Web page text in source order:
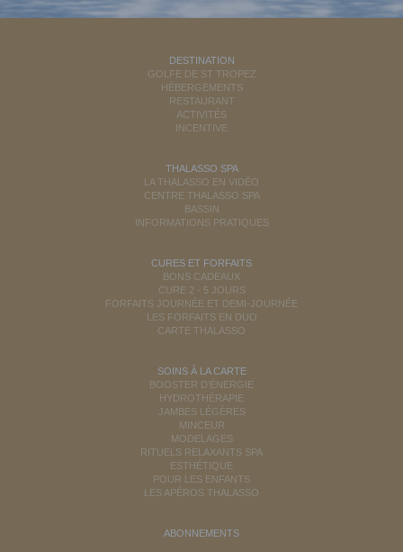
DESTINATION
GOLFE DE ST TROPEZ
HÉBERGEMENTS
RESTAURANT
ACTIVITÉS
INCENTIVE
THALASSO SPA
LA THALASSO EN VIDÉO
CENTRE THALASSO SPA
BASSIN
INFORMATIONS PRATIQUES
CURES ET FORFAITS
BONS CADEAUX
CURE 2 - 5 JOURS
FORFAITS JOURNÉE ET DEMI-JOURNÉE
LES FORFAITS EN DUO
CARTE THALASSO
SOINS À LA CARTE
BOOSTER D'ÉNERGIE
HYDROTHÉRAPIE
JAMBES LÉGÈRES
MINCEUR
MODELAGES
RITUELS RELAXANTS SPA
ESTHÉTIQUE
POUR LES ENFANTS
LES APÉROS THALASSO
ABONNEMENTS